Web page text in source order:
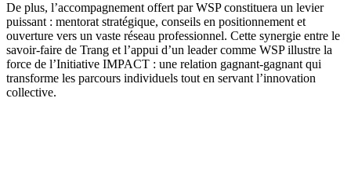
De plus, l’accompagnement offert par WSP constituera un levier
puissant : mentorat stratégique, conseils en positionnement et
ouverture vers un vaste réseau professionnel. Cette synergie entre le
savoir-faire de Trang et l’appui d’un leader comme WSP illustre la
force de l’Initiative IMPACT : une relation gagnant-gagnant qui
transforme les parcours individuels tout en servant l’innovation
collective.